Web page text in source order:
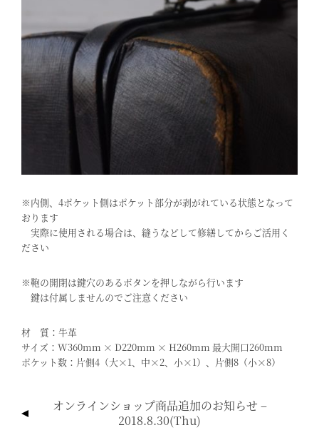
※内側、4ポケット側はポケット部分が剥がれている状態となって
おります
実際に使用される場合は、縫うなどして修繕してからご活用く
ださい
※鞄の開閉は鍵穴のあるボタンを押しながら行います
鍵は付属しませんのでご注意ください
材 質：牛革
サイズ：W360mm × D220mm × H260mm 最大開口260mm
ポケット数：片側4（大×1、中×2、小×1）、片側8（小×8）
稿
オンラインショップ商品追加のお知らせ –
2018.8.30(thu)